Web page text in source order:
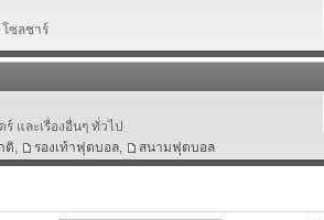
ซลชาร์
และเรื่องอื่นๆ ทั่วไป
ติ, รองเท้าฟุตบอล, สนามฟุตบอล